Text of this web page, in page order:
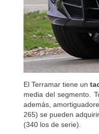
El Terramar tiene un
media del segmento.
además,
265) se pueden